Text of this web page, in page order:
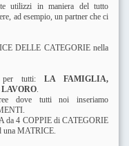
utilizzi in maniera del tutto
ad esempio, un partner che ci
DELLE CATEGORIE nella
per tutti: LA FAMIGLIA,
.
dove tutti noi inseriamo
da 4 COPPIE di CATEGORIE
una MATRICE.